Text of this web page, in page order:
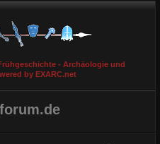
- Archäologie und
by EXARC.net